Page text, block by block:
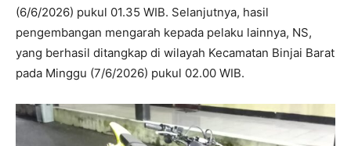
(6/6/2026) pukul 01.35 WIB. Selanjutnya, hasil
pengembangan mengarah kepada pelaku lainnya, NS,
yang berhasil ditangkap di wilayah Kecamatan Binjai Barat
pada Minggu (7/6/2026) pukul 02.00 WIB.